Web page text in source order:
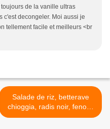
de la vanille ultras
c'est decongeler. Moi aussi je
tellement facile et meilleurs <br
Salade de riz, betterave
chioggia, radis noir, fenouil
et pamplemousse >